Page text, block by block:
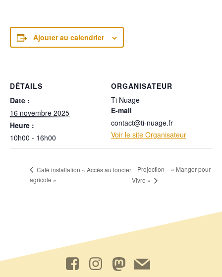
Ajouter au calendrier
DÉTAILS
Date :
16 novembre 2025
Heure :
10h00 - 16h00
ORGANISATEUR
Ti Nuage
E-mail
contact@ti-nuage.fr
Voir le site Organisateur
Café installation « Accès au foncier
agricole »
Projection – « Manger pour
Vivre »